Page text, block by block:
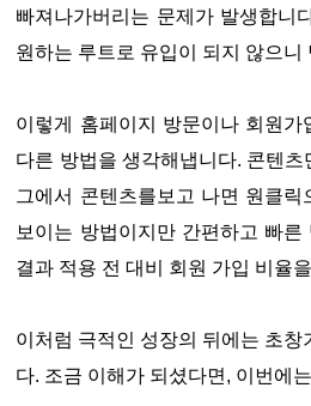
빠져나가버리는 문제가 발생합니
원하는 루트로 유입이 되지 않으니
이렇게 홈페이지 방문이나 회원
다른 방법을 생각해냅니다. 콘텐
그에서 콘텐츠를보고 나면 원클
보이는 방법이지만 간편하고 빠
결과 적용 전 대비 회원 가입 비율
이처럼 극적인 성장의 뒤에는 초
다. 조금 이해가 되셨다면, 이번에